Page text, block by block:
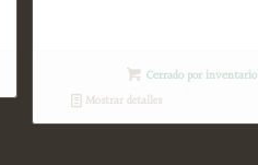
Cerrado por inventario
Mostrar detalles